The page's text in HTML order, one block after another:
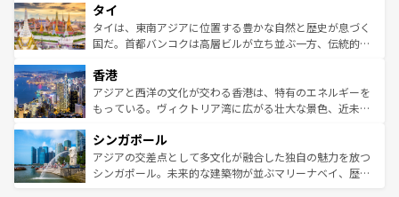
リティに包まれながら、韓国の多彩な魅力を心ゆくまで味
わってみてほしい。 なお、新着の韓国情報はコンテンツ一
覧を参照してほしい。
急速な発展と共に伝統が息づく。ハノイの古い町並みやホ
ーチミン市のフランス統治時代の建物も、独特の雰囲気を
醸し出している。また、バラエティの豊かさとおいしさで
とつ。フォーやバインミー、ベトナムコーヒーなどは、ぜ
ひ現地で味わいたい。どの地域を訪れてもあたたかい人々
が旅行者を迎えてくれるので、きっと忘れられない旅にな
参照してほしい。
タイ
タイは、東南アジアに位置する豊かな自然と歴史が息づく
国だ。首都バンコクは高層ビルが立ち並ぶ一方、伝統的な
の活気が交差している。北部ではチェンマイなどの山岳地
帯で自然と触れ合い、南部ではプーケットやクラビの美し
いビーチでリゾート気分を楽しむことができる。タイ料理
激する。気候は一年中温暖で、どの季節にも異なる楽しみ
が待っている。親しみやすいタイの人々、仏教を中心とし
た文化、そして多様な観光資源が、訪れる旅人を魅了し続
香港
アジアと西洋の文化が交わる香港は、特有のエネルギーを
もっている。ヴィクトリア湾に広がる壮大な景色、近未来
み、どこを訪れても感動するはず。観光スポットが密集し
ており、効率よく見どころを回れるのも魅力。息をのむよ
うな絶景から文化的な体験まで、香港を存分に楽しみ尽く
シンガポール
アジアの交差点として多文化が融合した独自の魅力を放つ
シンガポール。未来的な建築物が並ぶマリーナベイ、歴史